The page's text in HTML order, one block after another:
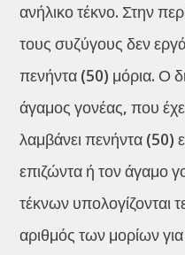
ανήλικο τέκνο. Στην
τους συζύγους δεν
πενήντα (50) μόρια. Ο
άγαμος γονέας, που
λαμβάνει πενήντα (50)
επιζώντα ή τον άγαμο
τέκνων υπολογίζονται
αριθμός των μορίων